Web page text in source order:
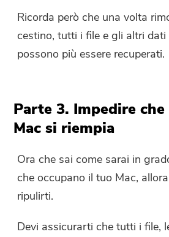
Ricorda però che una volta
cestino, tutti i file e gli altri dati
possono più essere recuperati.
Parte 3. Impedire
Mac si riempia
Ora che sai come sarai in
che occupano il tuo Mac,
ripulirti.
Devi assicurarti che tutti i file,